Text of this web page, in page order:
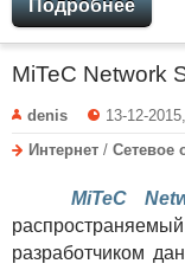
Подробнее
MiTeC Network
denis 13-12-
Интернет / Сетевое
MiTeC
разработчиком